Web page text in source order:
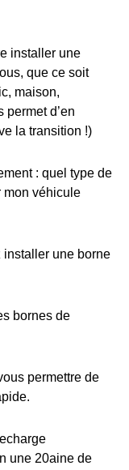
installer une
que ce soit
maison,
d’en
la transition !)
: quel type de
mon véhicule
installer une borne
bornes de
permettre de
une 20aine de